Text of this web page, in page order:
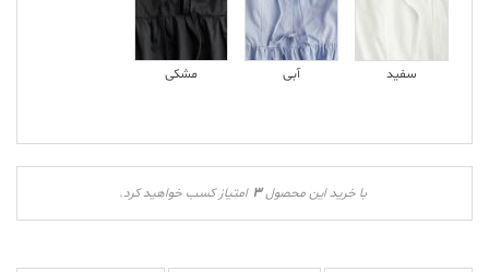
سفید آبی مشکی
با خرید این محصول3 امتیاز کسب خواهید کرد.